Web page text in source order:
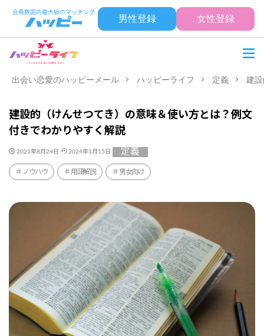
男性登録 女性登録
出会い恋愛のハッピーメール ハッピーライフ 定義 建
建設的（けんせつてき）の意味＆使い方とは？例文
付きでわかりやすく解説
2021年8月24日 2024年1月15日 定義
ノウハウ 用語解説 男女向け